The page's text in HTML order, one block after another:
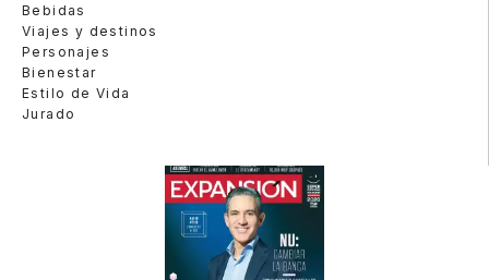
Bebidas
Viajes y destinos
Personajes
Bienestar
Estilo de Vida
Jurado